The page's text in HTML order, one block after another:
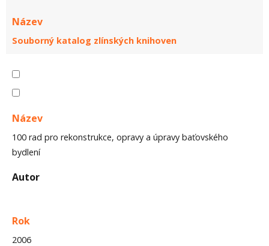
Název
Souborný katalog zlínských knihoven
Název
100 rad pro rekonstrukce, opravy a úpravy baťovského
bydlení
Autor
Rok
2006